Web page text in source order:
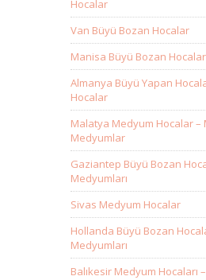
Hocalar
Van Büyü Bozan Hocalar
Manisa Büyü Bozan Hocalar
Almanya Büyü Yapan
Hocalar
Malatya Medyum Hocalar –
Medyumlar
Gaziantep Büyü Bozan
Medyumları
Sivas Medyum Hocalar
Hollanda Büyü Bozan
Medyumları
Balıkesir Medyum Hocaları